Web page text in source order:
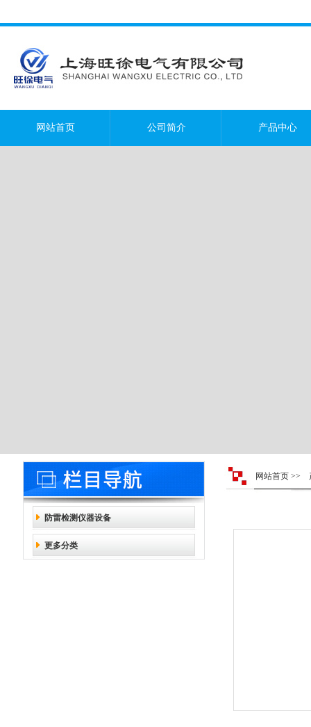
网站首页 公司简介 产品中心
防雷检测仪器设备
更多分类
网站首页 >>